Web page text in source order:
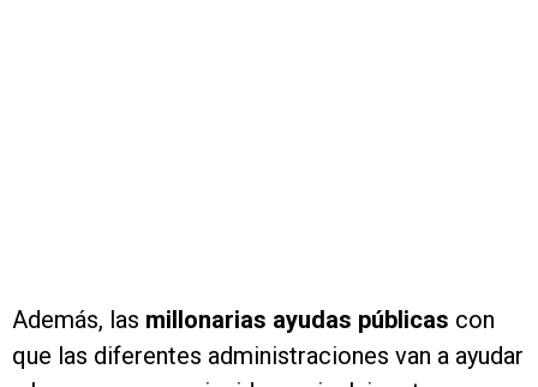
Además, las millonarias ayudas públicas con
que las diferentes administraciones van a ayudar